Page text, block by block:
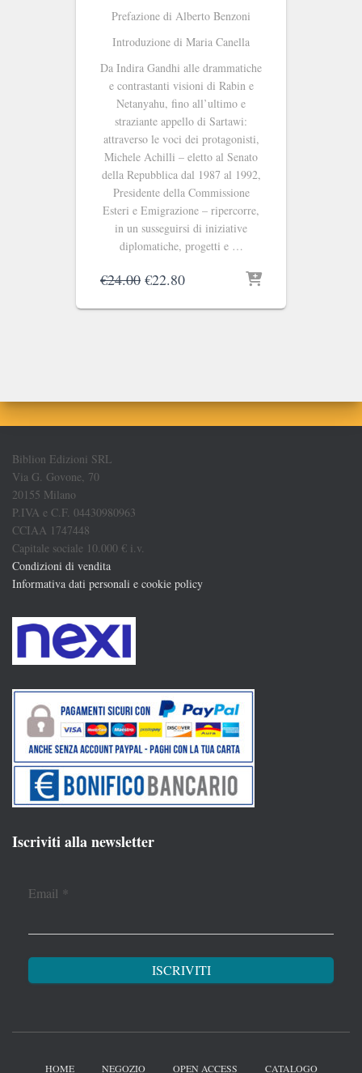
Prefazione di Alberto Benzoni
Introduzione di Maria Canella
Da Indira Gandhi alle drammatiche
e contrastanti visioni di Rabin e
Netanyahu, fino all’ultimo e
straziante appello di Sartawi:
attraverso le voci dei protagonisti,
Michele Achilli – eletto al Senato
della Repubblica dal 1987 al 1992,
Presidente della Commissione
Esteri e Emigrazione – ripercorre,
in un susseguirsi di iniziative
diplomatiche, progetti e …
€24.00 Il
originale
€22.80Il
attuale
Biblion Edizioni SRL
Via G. Govone, 70
20155 Milano
P.IVA e C.F. 04430980963
CCIAA 1747448
Capitale sociale 10.000 € i.v.
Condizioni di vendita
Informativa dati personali e cookie policy
Iscriviti alla newsletter
Email *
HOME NEGOZIO OPEN ACCESS CATALOGO